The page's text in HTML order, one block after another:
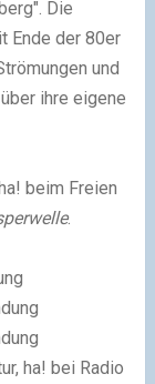
Die
Ende der 80er
und
ihre eigene
beim Freien
.
ha! bei Radio